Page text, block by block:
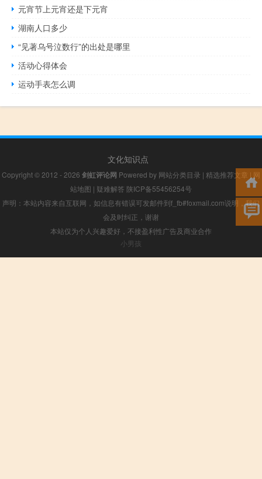
元宵节上元宵还是下元宵
湖南人口多少
“见著乌号泣数行”的出处是哪里
活动心得体会
运动手表怎么调
文化知识点
Copyright © 2012 - 2026 剑虹评论网 Powered by 网站分类目录 | 精选推荐文章 | 网
站地图 | 疑难解答 陕ICP备55456254号
声明：本站内容来自互联网，如信息有错误可发邮件到f_fb#foxmail.com说明，我们
会及时纠正，谢谢
本站仅为个人兴趣爱好，不接盈利性广告及商业合作
小男孩